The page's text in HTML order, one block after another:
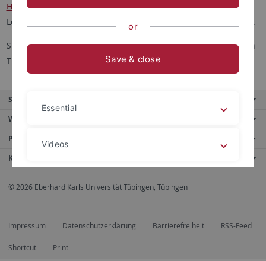
Hier
finden Sie aktuelle Themen für die Masterarbeit am
Lehrstuhl und ihre jeweiligen Ansprechpartner:in/Betreuer:in.
Sprechen Sie uns gerne an, wenn Sie Fragen zu den einzelnen
Themen haben.
Service
Weitere Angebote
Portale
Kontaktinfo
© 2026 Eberhard Karls Universität Tübingen, Tübingen
Impressum Datenschutzerklärung Barrierefreiheit RSS-Feed
Shortcut Print
or
Save & close
Essential
Videos
Legal details Privacy policy